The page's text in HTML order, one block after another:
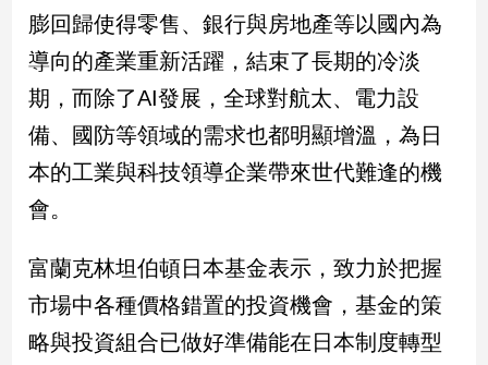
體
投
專
區
【我
觀
膨回歸使得零售、銀行與房地產等以國內為
導向的產業重新活躍，結束了長期的冷淡
期，而除了AI發展，全球對航太、電力設
備、國防等領域的需求也都明顯增溫，為日
本的工業與科技領導企業帶來世代難逢的機
會。
富蘭克林坦伯頓日本基金表示，致力於把握
市場中各種價格錯置的投資機會，基金的策
略與投資組合已做好準備能在日本制度轉型